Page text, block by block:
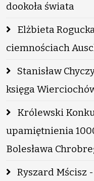
dookoła świata
Elżbieta
ciemnościach
Stanisław
księga
Królewski
upamiętnienia
Bolesława
Ryszard Mścisz